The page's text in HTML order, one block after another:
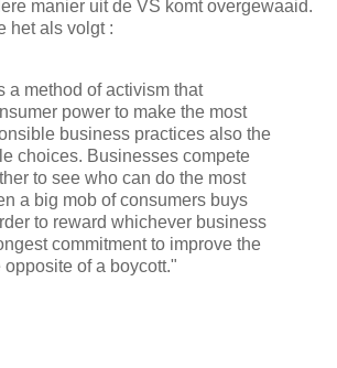
manier uit de VS komt overgewaaid.
het als volgt :
a method of activism that
power to make the most
business practices also the
choices. Businesses compete
to see who can do the most
a big mob of consumers buys
to reward whichever business
commitment to improve the
opposite of a boycott."